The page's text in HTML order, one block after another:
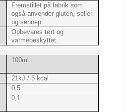
Fremstillet på fabrik som
også anvender gluten, selleri
og sennep.
Opbevares tørt og
varmebeskyttet.
100ml:
21kJ / 5 kcal
0,5
0,1